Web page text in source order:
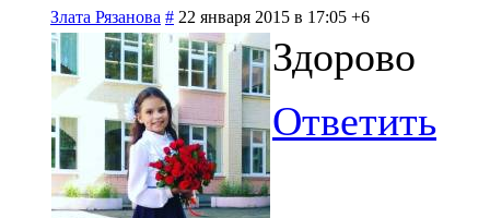
Злата Рязанова # 22 января 2015 в 17:05 +6
Здорово
Ответить